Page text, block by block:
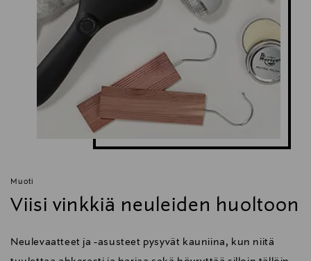
Muoti
Viisi vinkkiä neuleiden huoltoon
Neulevaatteet ja -asusteet pysyvät kauniina, kun niitä